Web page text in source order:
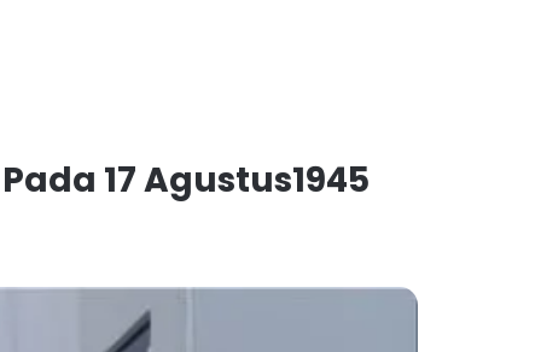
17 Agustus1945